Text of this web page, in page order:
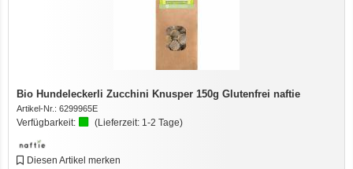
Bio Hundeleckerli Zucchini Knusper 150g Glutenfrei naftie
Artikel-Nr.: 6299965E
Verfügbarkeit: (Lieferzeit: 1-2 Tage)
Diesen Artikel merken